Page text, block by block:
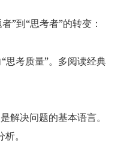
”到“思考者”的转变：
思考质量”。多阅读经典
解决问题的基本语言。
。